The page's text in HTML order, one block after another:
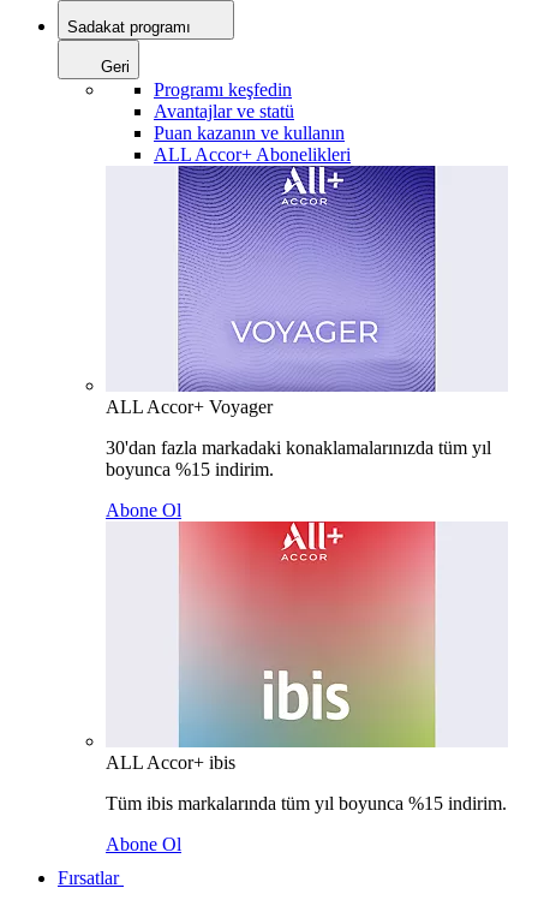
Sadakat programı
Geri
Programı keşfedin
Avantajlar ve statü
Puan kazanın ve kullanın
ALL Accor+ Abonelikleri
ALL Accor+ Voyager
30'dan fazla markadaki konaklamalarınızda tüm yıl
boyunca %15 indirim.
Abone Ol
ALL Accor+ ibis
Tüm ibis markalarında tüm yıl boyunca %15 indirim.
Abone Ol
Fırsatlar